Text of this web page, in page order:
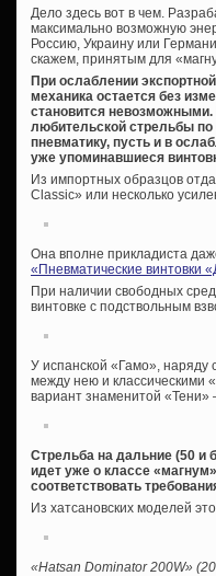
Дело здесь вот в чем.
максимально возможную
Россию, Украину или
скажем, принятым для
При ослаблении
механика остается без
становится
любительской стрельбы
пневматику, пусть и в
уже упоминавшиеся
Из импортных образцов
Classic» или несколько
Она вполне прикладиста
«Пневматические винтовки
При наличии свободных
винтовке с подствольным
У испанской «Гамо», наряду
между нею и классическими
вариант знаменитой «Тени»
Стрельба на дальние (50 и
идет уже о классе
соответствовать
Из хатсановских моделей
«Hatsan Dominator 200W»